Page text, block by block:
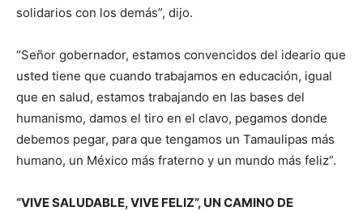
solidarios con los demás”, dijo.
“Señor gobernador, estamos convencidos del ideario que
usted tiene que cuando trabajamos en educación, igual
que en salud, estamos trabajando en las bases del
humanismo, damos el tiro en el clavo, pegamos donde
debemos pegar, para que tengamos un Tamaulipas más
humano, un México más fraterno y un mundo más feliz”.
“VIVE SALUDABLE, VIVE FELIZ”, UN CAMINO DE